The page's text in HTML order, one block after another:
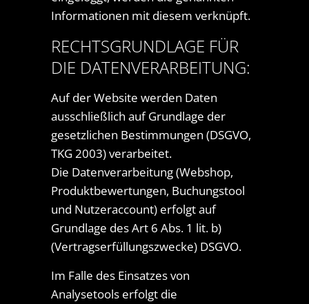
Informationen mit diesem verknüpft.
RECHTSGRUNDLAGE FÜR
DIE DATENVERARBEITUNG:
Auf der Website werden Daten
ausschließlich auf Grundlage der
gesetzlichen Bestimmungen (DSGVO,
TKG 2003) verarbeitet.
Die Datenverarbeitung (Webshop,
Produktbewertungen, Buchungstool
und Nutzeraccount) erfolgt auf
Grundlage des Art 6 Abs. 1 lit. b)
(Vertragserfüllungszwecke) DSGVO.
Im Falle des Einsatzes von
Analysetools erfolgt die